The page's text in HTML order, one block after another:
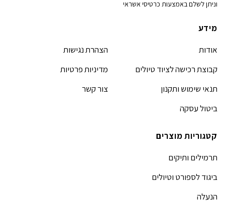
וניתן לשלם באמצעות כרטיסי אשראי
מידע
אודות
קבוצת רכישה לציוד טיולים
תנאי שימוש ותקנון
ביטול עסקה
הצהרת נגישות
מדיניות פרטיות
צור קשר
קטגוריות מוצרים
תרמילים ותיקים
ביגוד לספורט וטיולים
הנעלה